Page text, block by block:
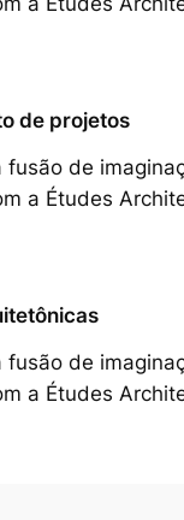
de projetos
fusão de
a Études
fusão de
a Études